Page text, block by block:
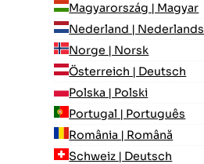
Magyarország | Magyar
Nederland | Nederlands
Norge | Norsk
Österreich | Deutsch
Polska | Polski
Portugal | Português
România | Română
Schweiz | Deutsch